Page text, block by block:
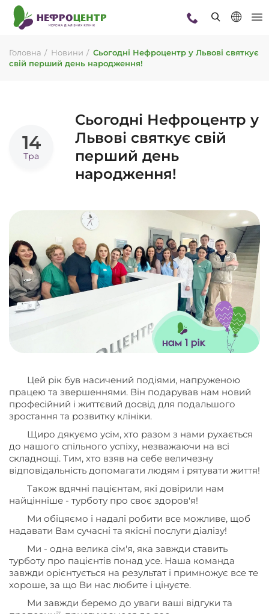
Головна Новини
Сьогодні Нефроцентр у Львові святкує
свій перший день народження!
14
Тра
Сьогодні Нефроцентр у
Львові святкує свій
перший день
народження!
Цей рік був насичений подіями, напруженою
працею та звершеннями. Він подарував нам новий
професійний і життєвий досвід для подальшого
зростання та розвитку клініки.
Щиро дякуємо усім, хто разом з нами рухається
до нашого спільного успіху, незважаючи на всі
складнощі. Тим, хто взяв на себе величезну
відповідальність допомагати людям і рятувати життя!
Також вдячні пацієнтам, які довірили нам
найцінніше - турботу про своє здоров'я!
Ми обіцяємо і надалі робити все можливе, щоб
надавати Вам сучасні та якісні послуги діалізу!
Ми - одна велика сім'я, яка завжди ставить
турботу про пацієнтів понад усе. Наша команда
завжди орієнтується на результат і примножує все те
хороше, за що Ви нас любите і цінуєте.
Ми завжди беремо до уваги ваші відгуки та